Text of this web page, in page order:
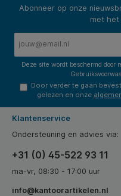
Abonneer op onze
met het
Deze site wordt beschermd door
Door verder te gaan
gelezen en onze
Klantenservice
Ondersteuning en advies via:
+31 (0) 45-522 93 11
ma-vr, 08:30 - 17:00 uur
info@kantoorartikelen.nl